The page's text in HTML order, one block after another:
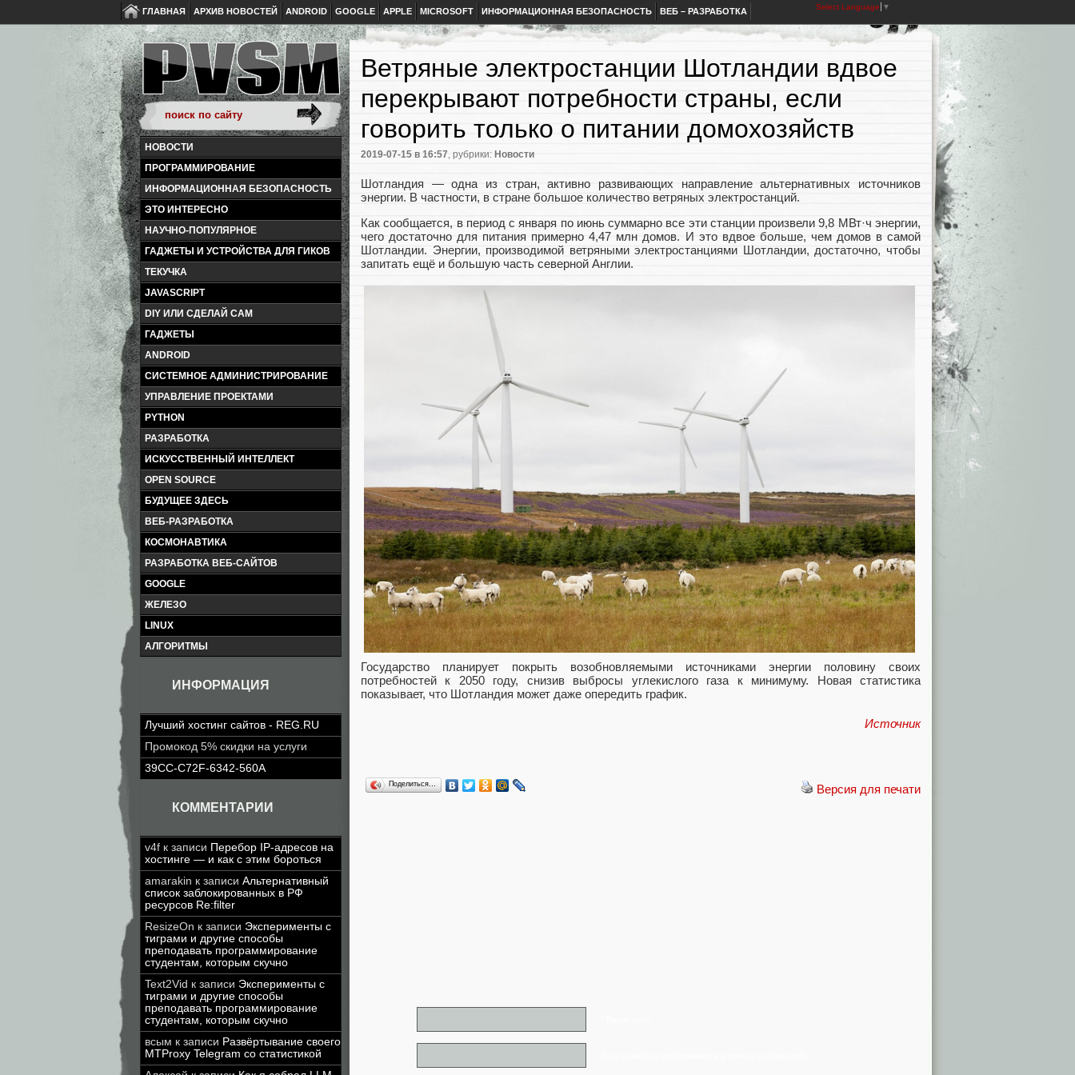
ГЛАВНАЯ АРХИВ НОВОСТЕЙ ANDROID GOOGLE APPLE MICROSOFT ИНФОРМАЦИОННАЯ БЕЗОПАСНОСТЬ ВЕБ – РАЗРАБОТКА Select Language ▼
НОВОСТИ
ПРОГРАММИРОВАНИЕ
ИНФОРМАЦИОННАЯ БЕЗОПАСНОСТЬ
ЭТО ИНТЕРЕСНО
НАУЧНО-ПОПУЛЯРНОЕ
ГАДЖЕТЫ И УСТРОЙСТВА ДЛЯ ГИКОВ
ТЕКУЧКА
JAVASCRIPT
DIY ИЛИ СДЕЛАЙ САМ
ГАДЖЕТЫ
ANDROID
СИСТЕМНОЕ АДМИНИСТРИРОВАНИЕ
УПРАВЛЕНИЕ ПРОЕКТАМИ
PYTHON
РАЗРАБОТКА
ИСКУССТВЕННЫЙ ИНТЕЛЛЕКТ
OPEN SOURCE
БУДУЩЕЕ ЗДЕСЬ
ВЕБ-РАЗРАБОТКА
КОСМОНАВТИКА
РАЗРАБОТКА ВЕБ-САЙТОВ
GOOGLE
ЖЕЛЕЗО
LINUX
АЛГОРИТМЫ
ИНФОРМАЦИЯ
Лучший хостинг сайтов - REG.RU
Промокод 5% скидки на услуги
39CC-C72F-6342-560A
КОММЕНТАРИИ
v4f к записи Перебор IP-адресов на
хостинге — и как с этим бороться
amarakin к записи Альтернативный
список заблокированных в РФ
ресурсов Re:filter
ResizeOn к записи Эксперименты с
тиграми и другие способы
преподавать программирование
студентам, которым скучно
Text2Vid к записи Эксперименты с
тиграми и другие способы
преподавать программирование
студентам, которым скучно
всым к записи Развёртывание своего
MTProxy Telegram со статистикой
Ветряные электростанции Шотландии вдвое
перекрывают потребности страны, если
говорить только о питании домохозяйств
2019-07-15 в 16:57, рубрики: Новости
Шотландия — одна из стран, активно развивающих направление альтернативных источников
энергии. В частности, в стране большое количество ветряных электростанций.
Как сообщается, в период с января по июнь суммарно все эти станции произвели 9,8 МВт·ч энергии,
чего достаточно для питания примерно 4,47 млн домов. И это вдвое больше, чем домов в самой
Шотландии. Энергии, производимой ветряными электростанциями Шотландии, достаточно, чтобы
запитать ещё и большую часть северной Англии.
Государство планирует покрыть возобновляемыми источниками энергии половину своих
потребностей к 2050 году, снизив выбросы углекислого газа к минимуму. Новая статистика
показывает, что Шотландия может даже опередить график.
Источник
Версия для печати
Поделиться…